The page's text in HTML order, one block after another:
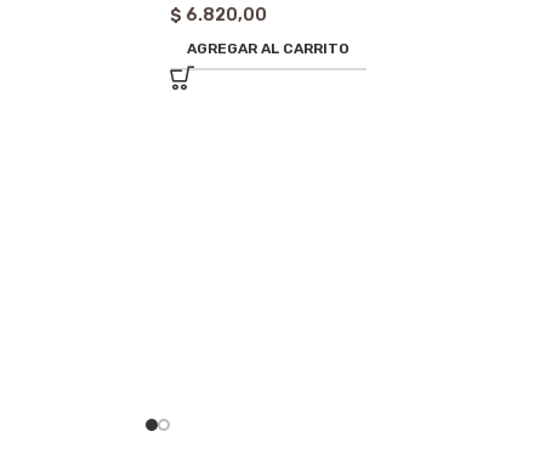
$ 6.820,00
AGREGAR AL CARRITO